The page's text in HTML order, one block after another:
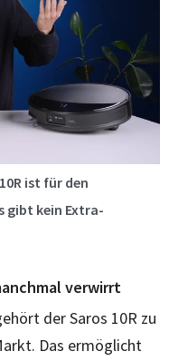
ist für den
gibt kein Extra-
verwirrt
der Saros 10R zu
Das ermöglicht